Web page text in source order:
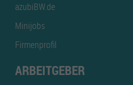
azubiBW.de
Minijobs
Firmenprofil
ARBEITGEBER